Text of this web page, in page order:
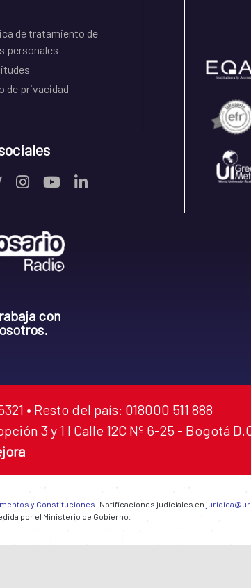
de tratamiento de
personales
de privacidad
con
• Resto del país: 018000 511 888
3 y 1 I Calle 12C Nº 6-25 - Bogotá
y Constituciones | Notificaciones judiciales en
por el Ministerio de Gobierno.